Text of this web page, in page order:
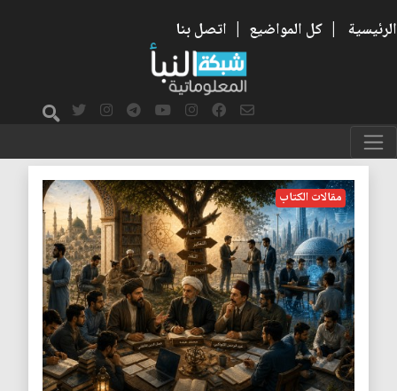
الرئيسية | كل المواضيع | اتصل بنا
الاجتهاد
مقالات الكتاب